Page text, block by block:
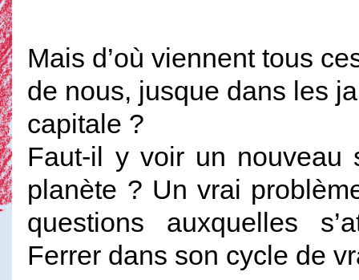
Mais d’où viennent tous
de nous, jusque dans les
capitale ?
Faut-il y voir un nouveau
planète ? Un vrai
questions auxquelles
Ferrer dans son cycle de